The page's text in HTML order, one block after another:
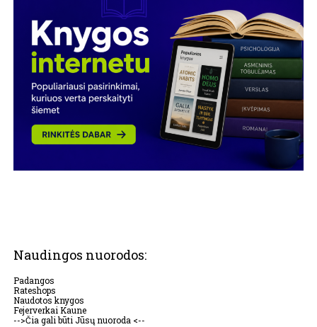
Naudingos nuorodos:
Padangos
Rateshops
Naudotos knygos
Fejerverkai Kaune
-->Čia gali būti Jūsų nuoroda <--